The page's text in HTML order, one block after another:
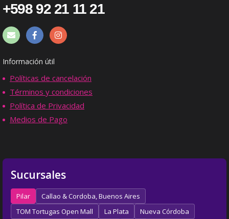
+598 92 21 11 21
Información útil
Políticas de cancelación
Términos y condiciones
Política de Privacidad
Medios de Pago
Sucursales
Pilar
Callao & Cordoba, Buenos Aires
TOM Tortugas Open Mall
La Plata
Nueva Córdoba